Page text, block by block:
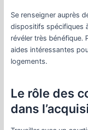
Se renseigner auprès
dispositifs spécifiques
révéler très bénéfique.
aides intéressantes
logements.
Le rôle des
dans